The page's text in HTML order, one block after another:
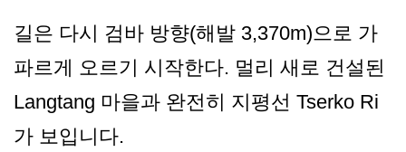
길은 다시 검바 방향(해발 3,370m)으로 가
파르게 오르기 시작한다. 멀리 새로 건설된
Langtang 마을과 완전히 지평선 Tserko Ri
가 보입니다.